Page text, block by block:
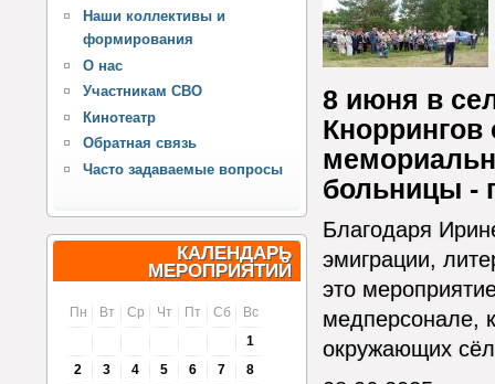
Наши коллективы и
формирования
О нас
Участникам СВО
Кинотеатр
Обратная связь
Часто задаваемые вопросы
КАЛЕНДАРЬ
МЕРОПРИЯТИЙ
Пн Вт Ср Чт Пт Сб
Вс
1
2
3 4 5 6 7
8
8 июня в
Кноррингов
больницы -
Благодаря
эмиграции,
это
медперсонале,
окружающих